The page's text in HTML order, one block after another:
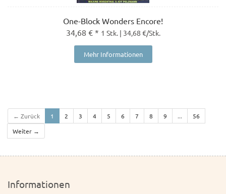
One-Block Wonders Encore!
34,68 € * 1 Stk. | 34,68 €/Stk.
Mehr Informationen
← Zurück 1 2 3 4 5 6 7 8 9 ...
56
Weiter →
Informationen